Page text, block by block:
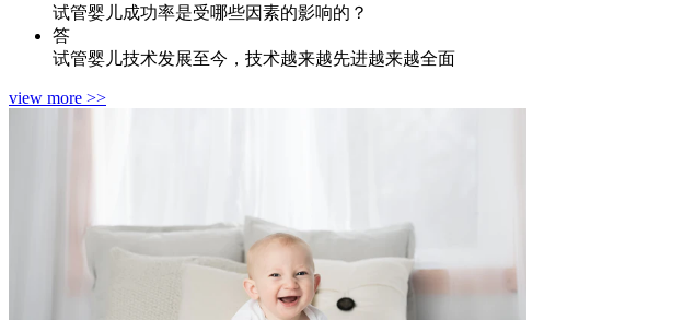
试管婴儿成功率是受哪些因素的影响的？
答
试管婴儿技术发展至今，技术越来越先进越来越全面
view more >>